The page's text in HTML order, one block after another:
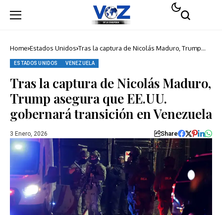
Home Estados Unidos Tras la captura de Nicolás Maduro, Trump
Venezuela
ESTADOS UNIDOS VENEZUELA
Tras la captura de Nicolás Maduro,
Trump asegura que EE.UU.
gobernará transición en Venezuela
3 Enero, 2026 Share